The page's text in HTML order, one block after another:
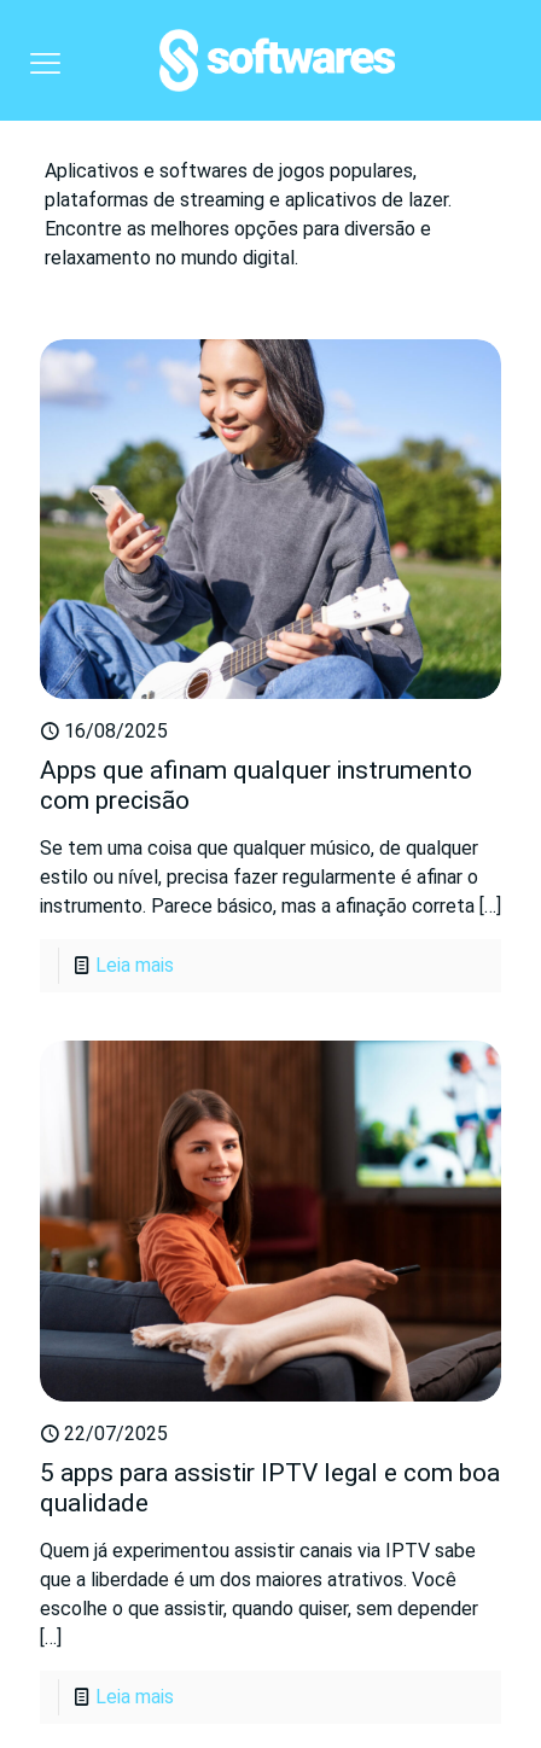
Aplicativos e softwares de jogos populares,
plataformas de streaming e aplicativos de lazer.
Encontre as melhores opções para diversão e
relaxamento no mundo digital.
16/08/2025
Apps que afinam qualquer instrumento
com precisão
Se tem uma coisa que qualquer músico, de qualquer
estilo ou nível, precisa fazer regularmente é afinar o
instrumento. Parece básico, mas a afinação correta […]
Leia mais
22/07/2025
5 apps para assistir IPTV legal e com boa
qualidade
Quem já experimentou assistir canais via IPTV sabe
que a liberdade é um dos maiores atrativos. Você
escolhe o que assistir, quando quiser, sem depender
[…]
Leia mais